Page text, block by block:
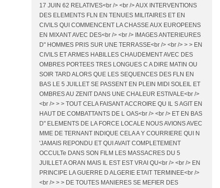
17 JUIN 62 RELATIVES<br /> <br /> AUX INTERVENTIONS
DES ELEMENTS FLN EN TENUES MILITAIRES ET EN
CIVILS QUI COMMENCENT LA CHASSE AUX EUROPEENS
EN MIXANT AVEC DES<br /> <br /> IMAGES ANTERIEURES
D" HOMMES PRIS SUR UNE TERRASSE<br /> <br /> > > EN
CIVILS ET ARMES HABILLES CHAUDEMENT AVEC DES
OMBRES PORTEES TRES LONGUES C A DIRE MATIN OU
SOIR TARD ALORS QUE LES SEQUENCES DES FLN EN
BAS LE 5 JUILLET SE PASSENT EN PLEIN MIDI SOLEIL ET
OMBRES AU ZENIT DANS UNE CHALEUR ESTIVALE<br />
<br /> > > TOUT CELA FAISANT ACCROIRE QU IL S AGIT EN
HAUT DE COMBATTANTS DE L OAS<br /> <br /> ET EN BAS
D" ELEMENTS DE LA FORCE LOCALE NOUS AVIONS AVEC
MME DE TERNANT INDIQUE CELA A Y COURRIERE QUI N
'JAMAIS REPONDU ET QUI AVAIT COMPLETEMENT
OCCULTe DANS SON FILM LES MASSACRES DU 5
JUILLET A ORAN MAIS IL EST EST VRAI QU<br /> <br /> EN
PRINCIPE LA GUERRE D ALGERIE ETAIT TERMINEE<br />
<br /> > > DE TOUTES MANIERES SE MEFIER DES